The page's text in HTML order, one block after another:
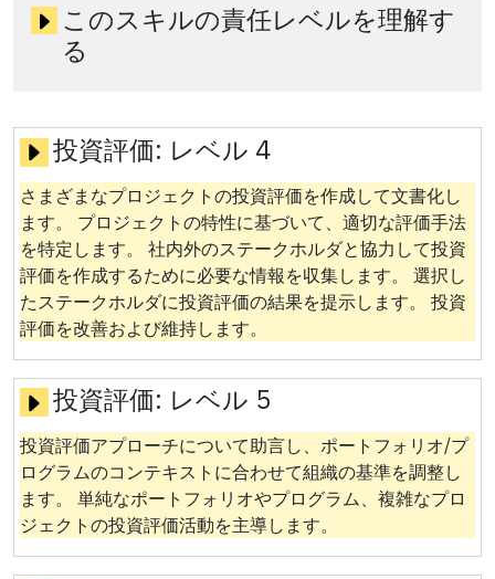
このスキルの責任レベルを理解す
る
投資評価: レベル 4
さまざまなプロジェクトの投資評価を作成して文書化し
ます。 プロジェクトの特性に基づいて、適切な評価手法
を特定します。 社内外のステークホルダと協力して投資
評価を作成するために必要な情報を収集します。 選択し
たステークホルダに投資評価の結果を提示します。 投資
評価を改善および維持します。
投資評価: レベル 5
投資評価アプローチについて助言し、ポートフォリオ/プ
ログラムのコンテキストに合わせて組織の基準を調整し
ます。 単純なポートフォリオやプログラム、複雑なプロ
ジェクトの投資評価活動を主導します。